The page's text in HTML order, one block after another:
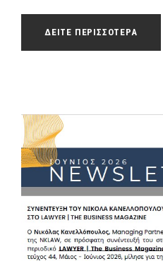
ΔΕΙΤΕ ΠΕΡΙΣΣΟΤΕΡΑ